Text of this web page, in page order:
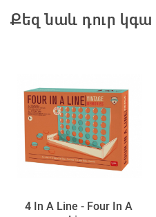
Քեզ նաև դուր կգա
4 In A Line - Four In A